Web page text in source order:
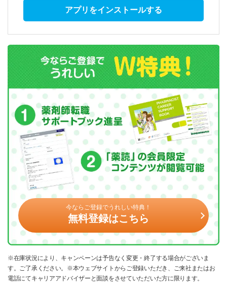
アプリをインストールする
今ならご登録でうれしい特典！
無料登録はこちら
※在庫状況により、キャンペーンは予告なく変更・終了する場合がございま
す。ご了承ください。※本ウェブサイトからご登録いただき、ご来社またはお
電話にてキャリアアドバイザーと面談をさせていただいた方に限ります。